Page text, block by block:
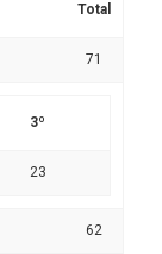
Total
71
3º
23
62